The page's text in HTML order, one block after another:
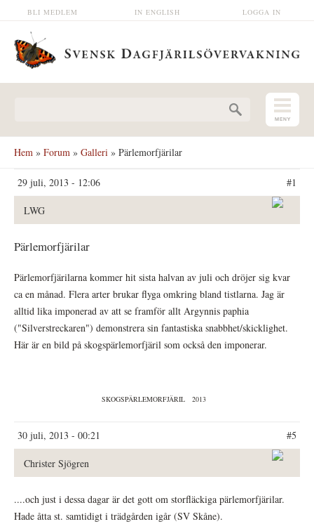
Hoppa till huvudinnehåll LOGGA IN
IN ENGLISH
BLI MEDLEM
Hem » Forum » Galleri » Pärlemorfjärilar
29 juli, 2013 - 12:06 #1
LWG
Pärlemorfjärilar
Pärlemorfjärilarna kommer hit sista halvan av juli och dröjer sig kvar
ca en månad. Flera arter brukar flyga omkring bland tistlarna. Jag är
alltid lika imponerad av att se framför allt Argynnis paphia
("Silverstreckaren") demonstrera sin fantastiska snabbhet/skicklighet.
Här är en bild på skogspärlemorfjäril som också den imponerar.
SKOGSPÄRLEMORFJÄRIL 2013
30 juli, 2013 - 00:21 #5
Christer Sjögren
....och just i dessa dagar är det gott om storfläckiga pärlemorfjärilar.
Hade åtta st. samtidigt i trädgården igår (SV Skåne).